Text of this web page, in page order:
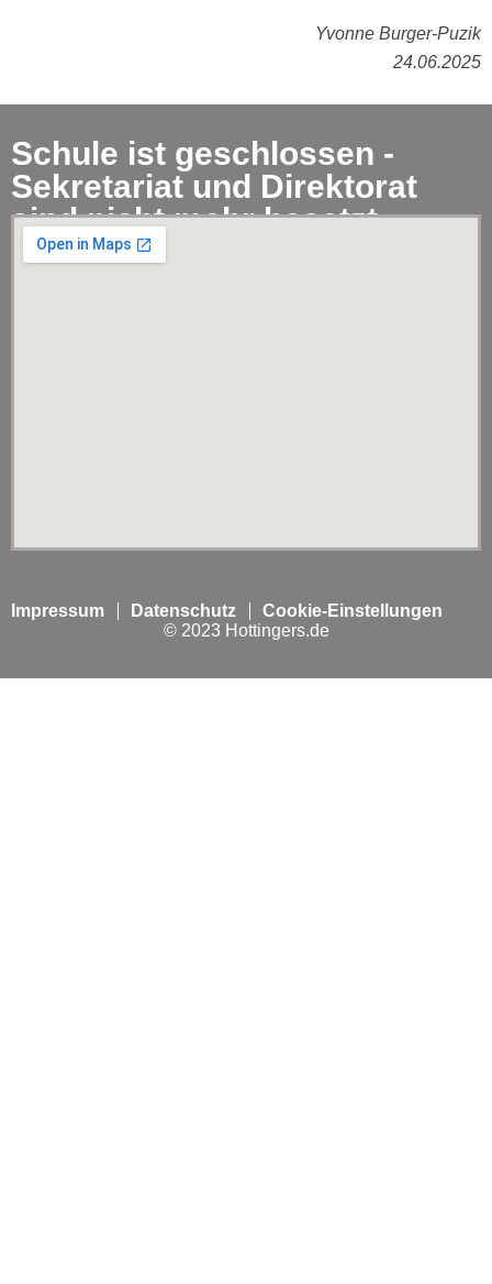
Yvonne Burger-Puzik
24.06.2025
Schule ist geschlossen -
Sekretariat und Direktorat
sind nicht mehr besetzt.
Impressum Datenschutz
Cookie-Einstellungen
© 2023 Hottingers.de